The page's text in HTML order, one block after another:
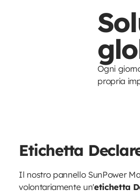
Ogni
propria
Etichetta
Il nostro pannello SunPower
volontariamente un'etichetta